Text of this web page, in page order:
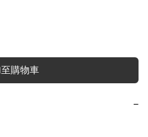
至購物車
−